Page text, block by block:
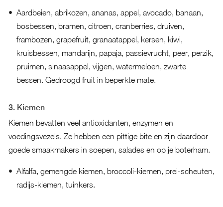
Aardbeien, abrikozen, ananas, appel, avocado, banaan,
bosbessen, bramen, citroen, cranberries, druiven,
frambozen, grapefruit, granaatappel, kersen, kiwi,
kruisbessen, mandarijn, papaja, passievrucht, peer, perzik,
pruimen, sinaasappel, vijgen, watermeloen, zwarte
bessen. Gedroogd fruit in beperkte mate.
3. Kiemen
Kiemen bevatten veel antioxidanten, enzymen en
voedingsvezels. Ze hebben een pittige bite en zijn daardoor
goede smaakmakers in soepen, salades en op je boterham.
Alfalfa, gemengde kiemen, broccoli-kiemen, prei-scheuten,
radijs-kiemen, tuinkers.